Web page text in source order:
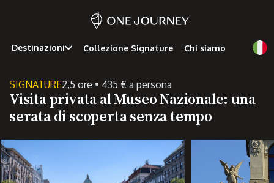
Destinazioni Collezione Signature Chi siamo
SIGNATURE2,5 ore • 435 € a persona
Visita privata al Museo Nazionale: una
serata di scoperta senza tempo